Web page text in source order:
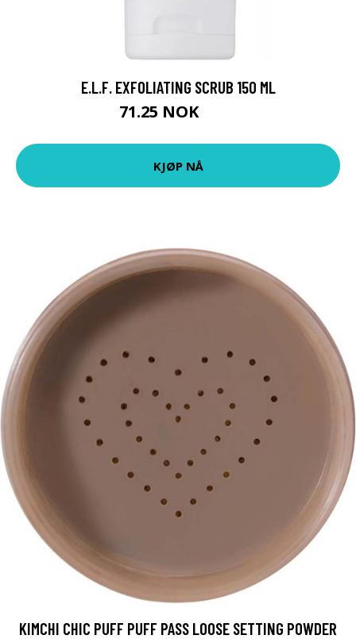
E.L.F. EXFOLIATING SCRUB 150 ML
71.25 NOK
KJØP NÅ
KIMCHI CHIC PUFF PUFF PASS LOOSE SETTING POWDER